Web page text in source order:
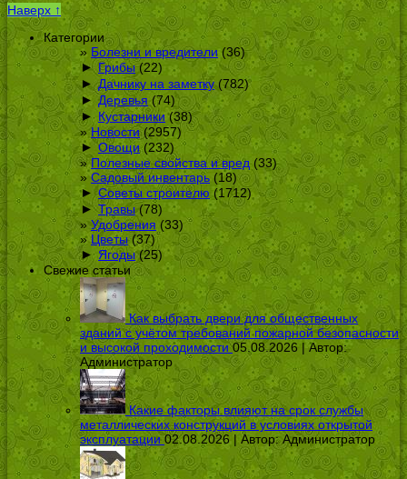
Наверх ↑
Категории
Болезни и вредители(36)
► Грибы(22)
► Дачнику на заметку(782)
► Деревья (74)
► Кустарники(38)
Новости(2957)
► Овощи(232)
Полезные свойства и вред(33)
Садовый инвентарь (18)
► Советы строителю (1712)
► Травы(78)
Удобрения (33)
Цветы(37)
► Ягоды(25)
Свежие статьи
Как выбрать двери для общественных
зданий с учётом требований пожарной безопасности
и высокой проходимости 05.08.2026 | Автор:
Администратор
Какие факторы влияют на срок службы
металлических конструкций в условиях открытой
эксплуатации 02.08.2026 | Автор:Администратор